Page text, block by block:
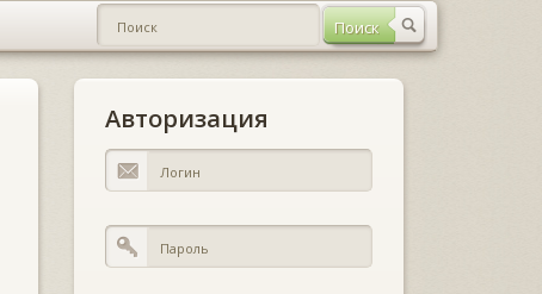
Авторизация